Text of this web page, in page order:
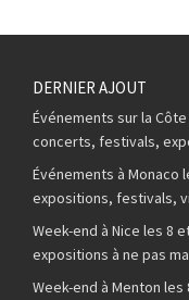
DERNIER AJOUT
Événements sur la
concerts, festivals,
Événements à Monaco
expositions, festivals,
Week-end à Nice les 8
expositions à ne pas
Week-end à Menton